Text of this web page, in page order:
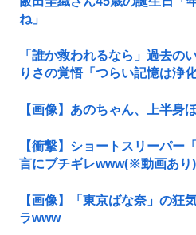
ね」
「誰か救われるなら」過去の
りさの覚悟「つらい記憶は浄
【画像】あのちゃん、上半身
【衝撃】ショートスリーパー
言にブチギレwww(※動画あり)
【画像】「東京ばな奈」の狂
ラwww